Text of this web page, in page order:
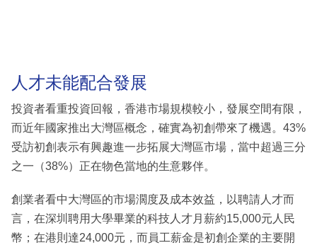
人才未能配合發展
投資者看重投資回報，香港市場規模較小，發展空間有限，
而近年國家推出大灣區概念，確實為初創帶來了機遇。43%
受訪初創表示有興趣進一步拓展大灣區市場，當中超過三分
之一（38%）正在物色當地的生意夥伴。
創業者看中大灣區的市場濶度及成本效益，以聘請人才而
言，在深圳聘用大學畢業的科技人才月薪約15,000元人民
幣；在港則達24,000元，而員工薪金是初創企業的主要開